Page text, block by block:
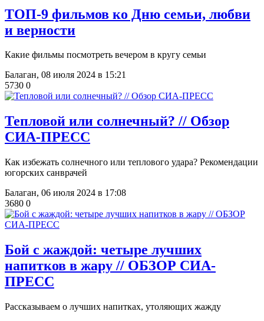
​ТОП-9 фильмов ко Дню семьи, любви
и верности
Какие фильмы посмотреть вечером в кругу семьи
Балаган, 08 июля 2024 в 15:21
5730 0
Тепловой или солнечный? // Обзор
СИА-ПРЕСС
Как избежать солнечного или теплового удара? Рекомендации
югорских санврачей
Балаган, 06 июля 2024 в 17:08
3680 0
​Бой с жаждой: четыре лучших
напитков в жару // ОБЗОР СИА-
ПРЕСС
Рассказываем о лучших напитках, утоляющих жажду